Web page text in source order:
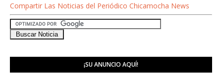
Compartir Las Noticias del Periódico Chicamocha News
¡SU ANUNCIO AQUÍ!